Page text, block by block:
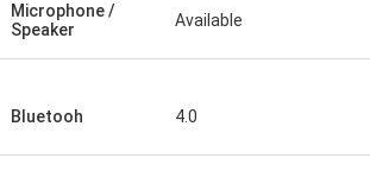
Microphone /
Speaker
Available
Bluetooh 4.0